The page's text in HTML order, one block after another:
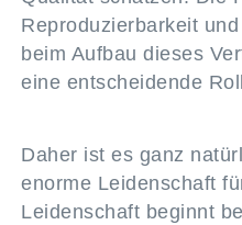
Reproduzierbarkeit
beim Aufbau dieses
eine entscheidende
Daher ist es ganz
enorme Leidenschaft
Leidenschaft beginnt